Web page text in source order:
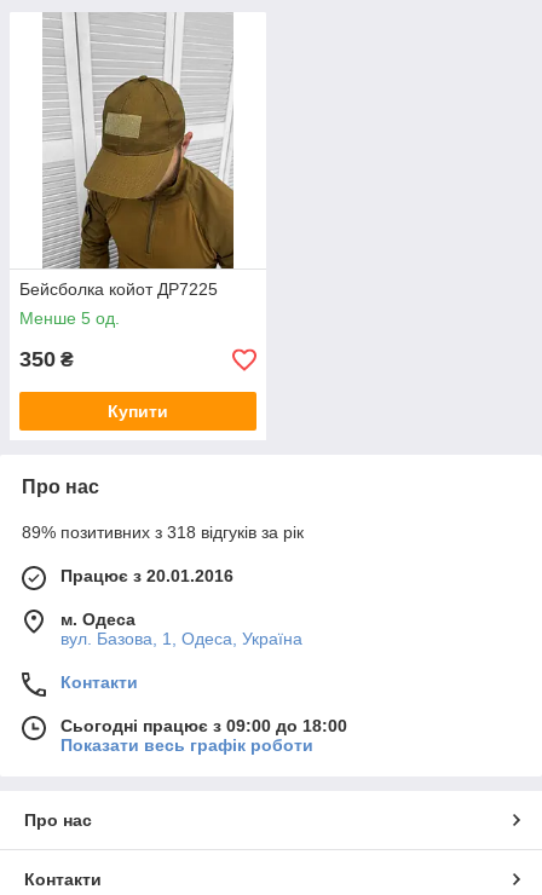
Бейсболка койот ДР7225
Менше 5 од.
350 ₴
Купити
Про нас
89% позитивних з 318 відгуків за рік
Працює з 20.01.2016
м. Одеса
вул. Базова, 1, Одеса, Україна
Контакти
Сьогодні працює з 09:00 до 18:00
Показати весь графік роботи
Про нас
Контакти